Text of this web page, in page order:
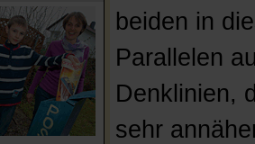
beiden in
Parallelen
Denklinien,
sehr